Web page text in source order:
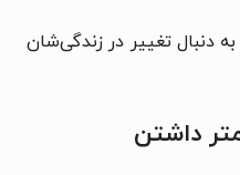
دنبال تغییر در زندگی‌شان
داشتن